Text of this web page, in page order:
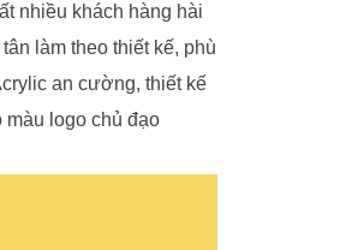
nhiều khách hàng hài
làm theo thiết kế, phù
an cường, thiết kế
màu logo chủ đạo